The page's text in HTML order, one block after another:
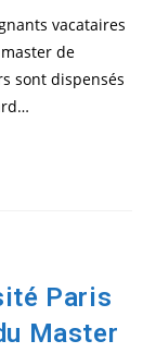
vacataires
de
sont dispensés
Paris
Master